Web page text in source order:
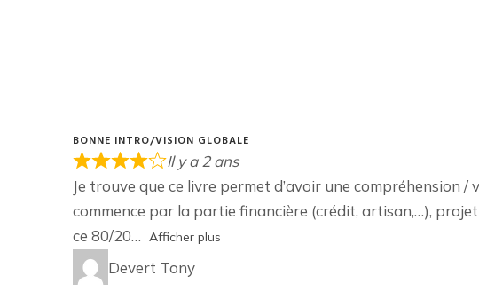
BONNE INTRO/VISION GLOBALE
Il y a 2 ans
Je trouve que ce livre permet d’avoir une compréhension
commence par la partie financière (crédit, artisan,…),
ce 80/20
Afficher plus
Devert Tony